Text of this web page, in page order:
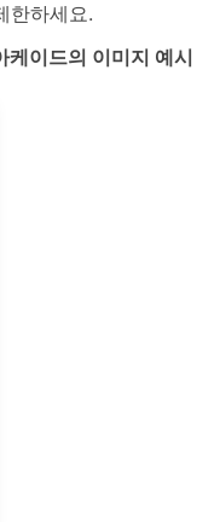
한하세요.
이드의 이미지 예시